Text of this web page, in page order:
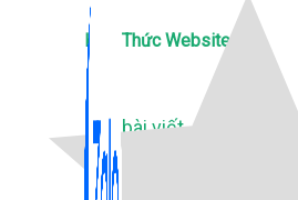
Kiến Thức Website
309 bài viết